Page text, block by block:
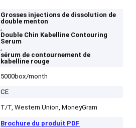
Grosses injections de dissolution de
double menton
,
Double Chin Kabelline Contouring
Serum
,
sérum de contournement de
kabelline rouge
5000box/month
CE
T/T, Western Union, MoneyGram
Brochure du produit PDF